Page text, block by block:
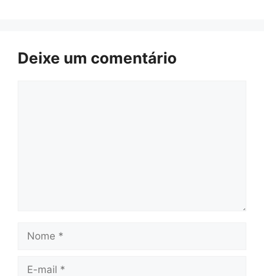
Deixe um comentário
Nome
E-